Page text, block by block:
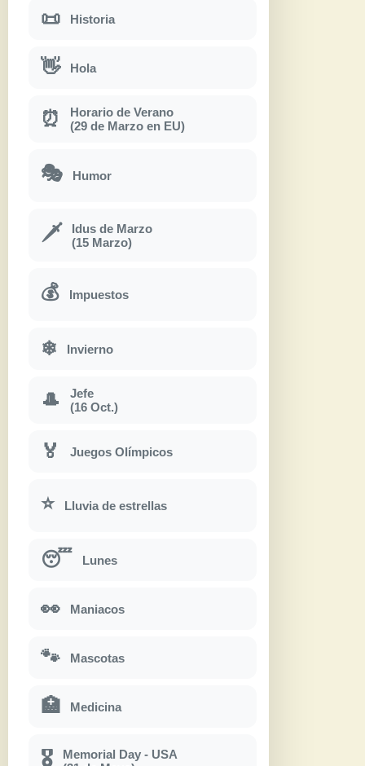
📜 Historia
👋 Hola
⏰
Horario de Verano
(29 de Marzo en EU)
🎭 Humor
🗡
Idus de Marzo
(15 Marzo)
💰 Impuestos
❄ Invierno
🎩
Jefe
(16 Oct.)
🏅 Juegos Olímpicos
⭐ Lluvia de estrellas
😴 Lunes
👀 Maniacos
🐾 Mascotas
🏥 Medicina
🎖
Memorial Day - USA